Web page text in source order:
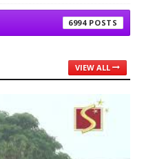
6994
VIEW ALL